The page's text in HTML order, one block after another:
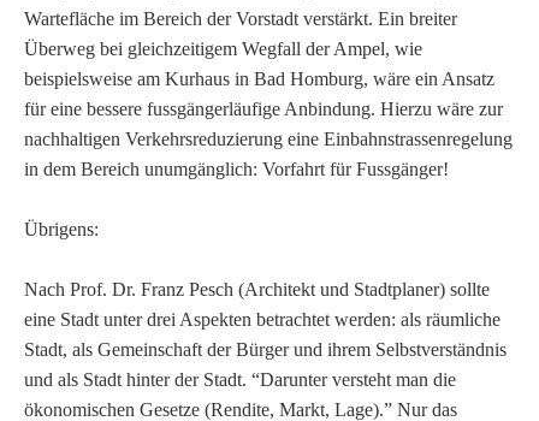
Wartefläche im Bereich der Vorstadt verstärkt. Ein breiter
Überweg bei gleichzeitigem Wegfall der Ampel, wie
beispielsweise am Kurhaus in Bad Homburg, wäre ein Ansatz
für eine bessere fussgängerläufige Anbindung. Hierzu wäre zur
nachhaltigen Verkehrsreduzierung eine Einbahnstrassenregelung
in dem Bereich unumgänglich: Vorfahrt für Fussgänger!
Übrigens:
Nach Prof. Dr. Franz Pesch (Architekt und Stadtplaner) sollte
eine Stadt unter drei Aspekten betrachtet werden: als räumliche
Stadt, als Gemeinschaft der Bürger und ihrem Selbstverständnis
und als Stadt hinter der Stadt. “Darunter versteht man die
ökonomischen Gesetze (Rendite, Markt, Lage).” Nur das